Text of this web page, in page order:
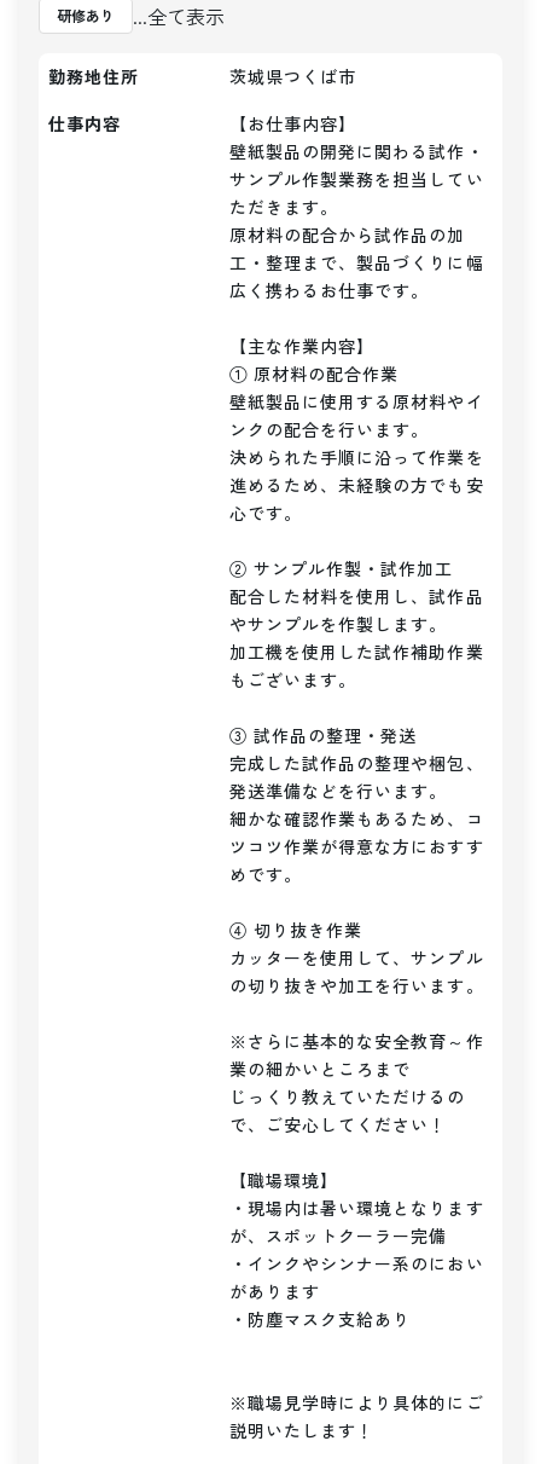
研修あり
...全て表示
勤務地住所
茨城県つくば市
仕事内容
【お仕事内容】
壁紙製品の開発に関わる試作・
サンプル作製業務を担当してい
ただきます。
原材料の配合から試作品の加
工・整理まで、製品づくりに幅
広く携わるお仕事です。
【主な作業内容】
① 原材料の配合作業
壁紙製品に使用する原材料やイ
ンクの配合を行います。
決められた手順に沿って作業を
進めるため、未経験の方でも安
心です。
② サンプル作製・試作加工
配合した材料を使用し、試作品
やサンプルを作製します。
加工機を使用した試作補助作業
もございます。
③ 試作品の整理・発送
完成した試作品の整理や梱包、
発送準備などを行います。
細かな確認作業もあるため、コ
ツコツ作業が得意な方におすす
めです。
④ 切り抜き作業
カッターを使用して、サンプル
の切り抜きや加工を行います。
※さらに基本的な安全教育～作
業の細かいところまで
じっくり教えていただけるの
で、ご安心してください！
【職場環境】
・現場内は暑い環境となります
が、スポットクーラー完備
・インクやシンナー系のにおい
があります
・防塵マスク支給あり
※職場見学時により具体的にご
説明いたします！